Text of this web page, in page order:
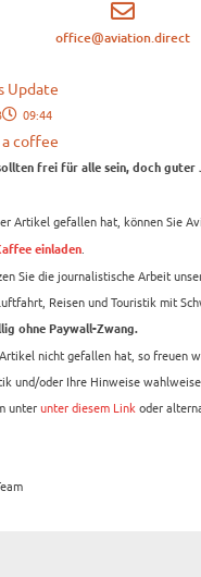
office@aviation.direct
Update
09:44
a coffee
frei für alle sein, doch guter
Artikel gefallen hat, können Sie
einladen
Sie die journalistische Arbeit
Reisen und Touristik mit
ohne Paywall-Zwang.
nicht gefallen hat, so freuen
und/oder Ihre Hinweise
unterunter diesem Link oder